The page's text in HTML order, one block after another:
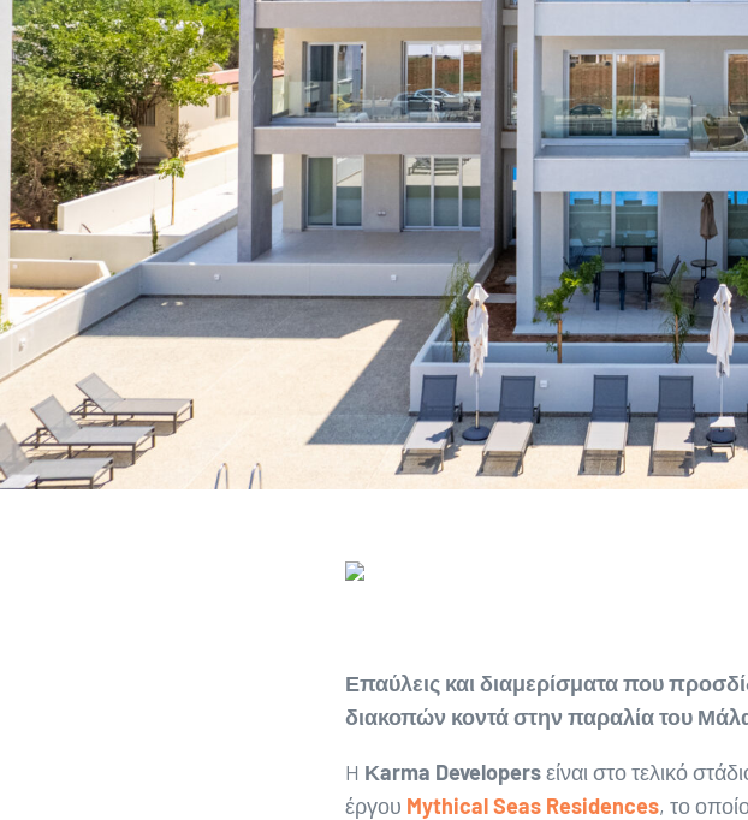
Επαύλεις και διαμερίσματα που
διακοπών κοντά στην παραλία του
H Κarma Developersείναι στο τελικό
έργου Mythical Seas Residences, το